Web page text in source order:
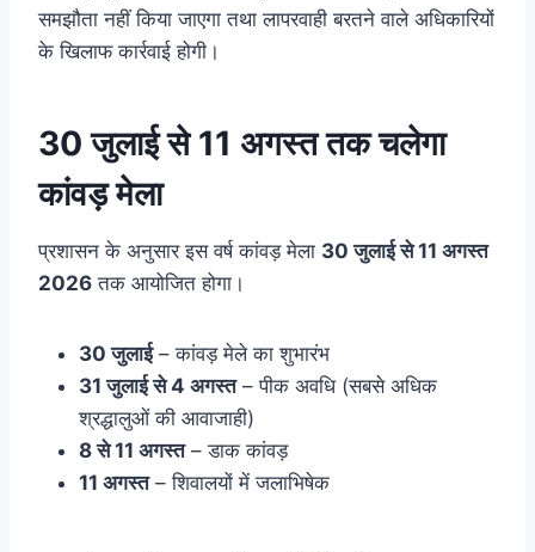
समझौता नहीं किया जाएगा तथा लापरवाही बरतने वाले अधिकारियों
के खिलाफ कार्रवाई होगी।
30 जुलाई से 11 अगस्त तक चलेगा
कांवड़ मेला
प्रशासन के अनुसार इस वर्ष कांवड़ मेला 30 जुलाई से 11 अगस्त
2026 तक आयोजित होगा।
30 जुलाई– कांवड़ मेले का शुभारंभ
31 जुलाई से 4 अगस्त– पीक अवधि (सबसे अधिक
श्रद्धालुओं की आवाजाही)
8 से 11 अगस्त– डाक कांवड़
11 अगस्त– शिवालयों में जलाभिषेक